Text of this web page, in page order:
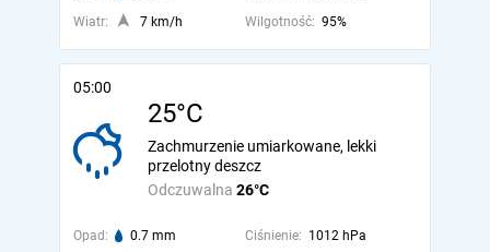
Wiatr:
7 km/h Wilgotność: 95%
05:00
25°C
Odczuwalna 26°C
Zachmurzenie umiarkowane, lekki
przelotny deszcz
Opad: 0.7 mm Ciśnienie: 1012 hPa